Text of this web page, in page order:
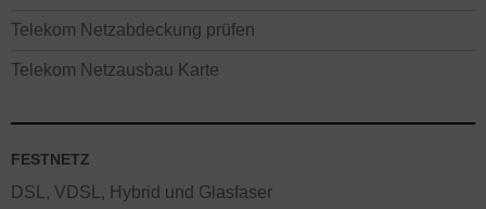
Telekom Netzabdeckung prüfen
Telekom Netzausbau Karte
FESTNETZ
DSL, VDSL, Hybrid und Glasfaser